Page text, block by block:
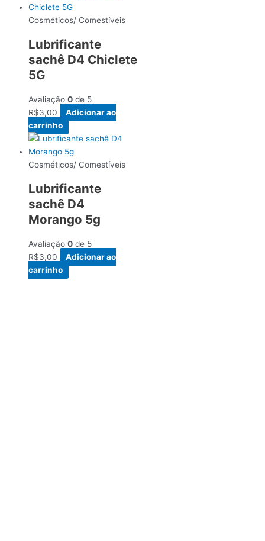
Cosméticos/ Comestíveis
Lubrificante
sachê D4 Chiclete
5G
Avaliação 0 de 5
R$3,00
Adicionar ao
carrinho
Cosméticos/ Comestíveis
Lubrificante
sachê D4
Morango 5g
Avaliação 0 de 5
R$3,00
Adicionar ao
carrinho